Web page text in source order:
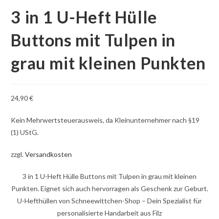
3 in 1 U-Heft Hülle
Buttons mit Tulpen in
grau mit kleinen Punkten
24,90€
Kein Mehrwertsteuerausweis, da Kleinunternehmer nach §19
(1) UStG.
zzgl.Versandkosten
3 in 1 U-Heft Hülle Buttons mit Tulpen in grau mit kleinen
Punkten. Eignet sich auch hervorragen als Geschenk zur Geburt.
U-Hefthüllen von Schneewittchen-Shop – Dein Spezialist für
personalisierte Handarbeit aus Filz